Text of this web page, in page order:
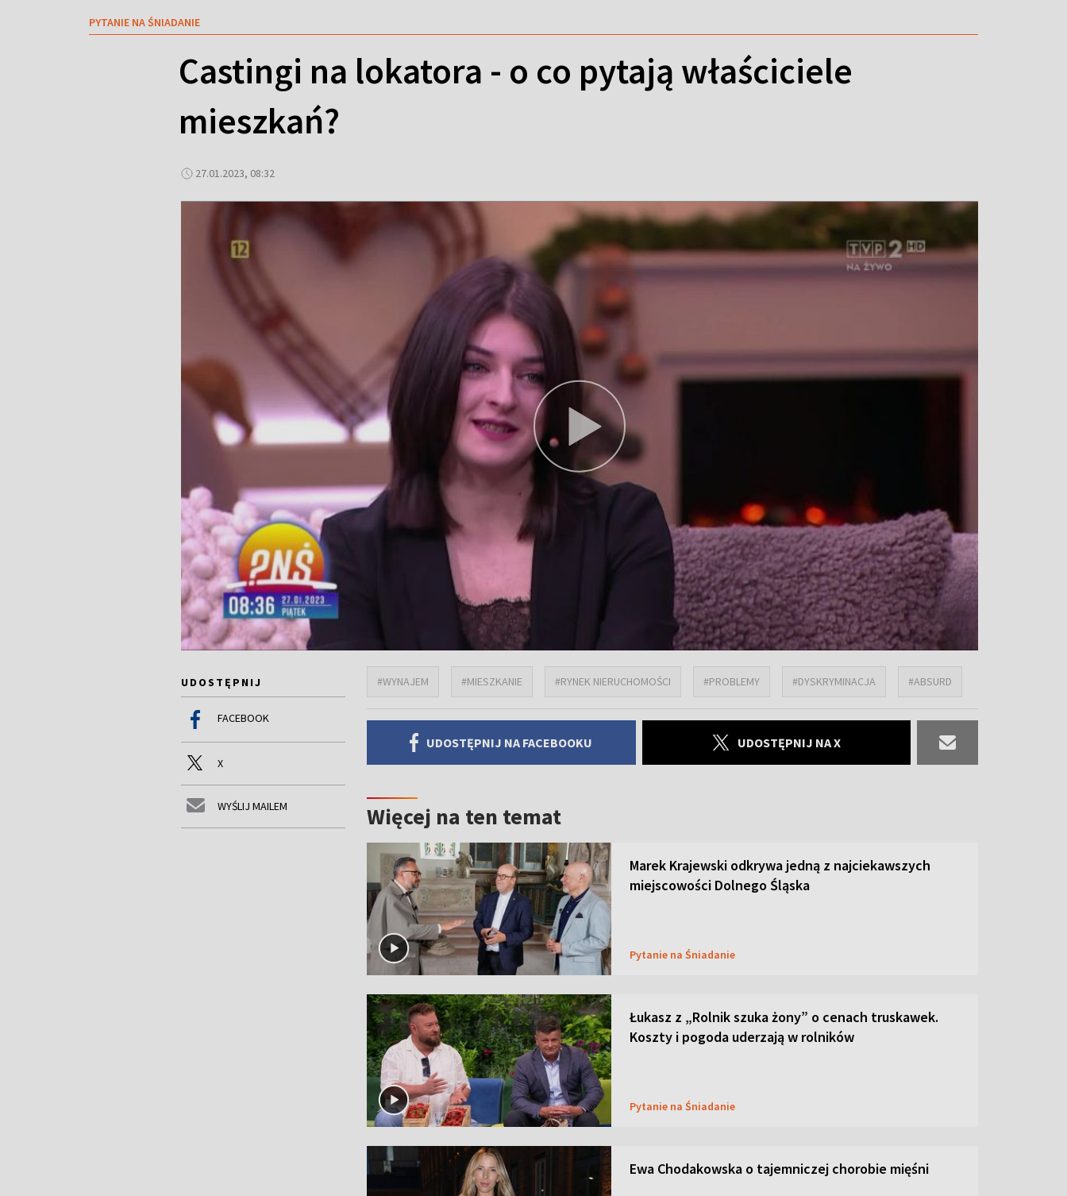
PYTANIE NA ŚNIADANIE
Castingi na lokatora - o co pytają właściciele
mieszkań?
27.01.2023, 08:32
UDOSTĘPNIJ
FACEBOOK
X
WYŚLIJ MAILEM
#WYNAJEM #MIESZKANIE #RYNEK NIERUCHOMOŚCI #PROBLEMY #DYSKRYMINACJA #ABSURD
UDOSTĘPNIJ NA FACEBOOKU UDOSTĘPNIJ NA X
Więcej na ten temat
Marek Krajewski odkrywa jedną z najciekawszych
miejscowości Dolnego Śląska
Pytanie na Śniadanie
Łukasz z „Rolnik szuka żony” o cenach truskawek.
Koszty i pogoda uderzają w rolników
Pytanie na Śniadanie
Ewa Chodakowska o tajemniczej chorobie mięśni